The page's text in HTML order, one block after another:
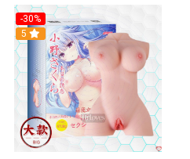
-30%
Hot
5